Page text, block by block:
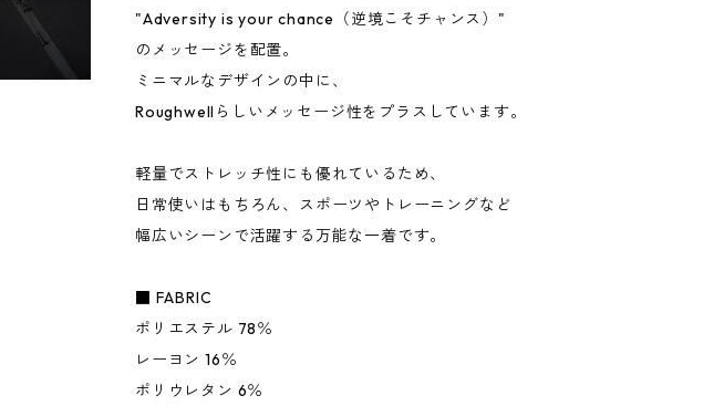
"Adversity is your chance（逆境こそチャンス）"
のメッセージを配置。
ミニマルなデザインの中に、
Roughwellらしいメッセージ性をプラスしています。
軽量でストレッチ性にも優れているため、
日常使いはもちろん、スポーツやトレーニングなど
幅広いシーンで活躍する万能な一着です。
■ FABRIC
ポリエステル 78％
レーヨン 16％
ポリウレタン 6％